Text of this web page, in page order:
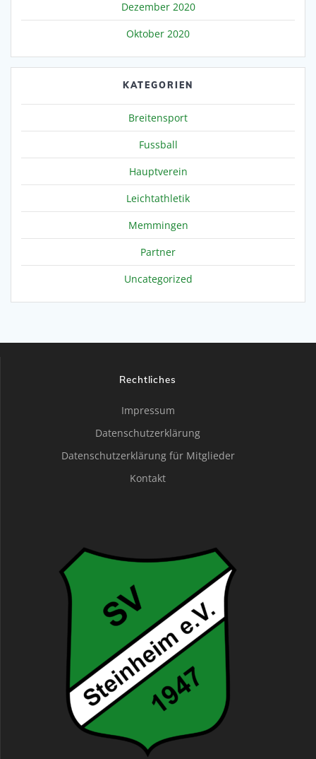
Dezember 2020
Oktober 2020
KATEGORIEN
Breitensport
Fussball
Hauptverein
Leichtathletik
Memmingen
Partner
Uncategorized
Rechtliches
Impressum
Datenschutzerklärung
Datenschutzerklärung für Mitglieder
Kontakt